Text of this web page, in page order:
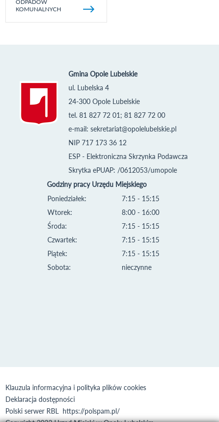
ODPADÓW
KOMUNALNYCH
Gmina Opole Lubelskie
ul. Lubelska 4
24-300 Opole Lubelskie
tel. 81 827 72 01; 81 827 72 00
e-mail: sekretariat@opolelubelskie.pl
NIP 717 173 36 12
ESP - Elektroniczna Skrzynka Podawcza
Skrytka ePUAP: /0612053/umopole
Godziny pracy Urzędu Miejskiego
Poniedziałek:
Wtorek:
Środa:
Czwartek:
Piątek:
Sobota:
7:15 - 15:15
8:00 - 16:00
7:15 - 15:15
7:15 - 15:15
7:15 - 15:15
nieczynne
Klauzula informacyjna i polityka plików cookies
Deklaracja dostępności
Polski serwer RBL https://polspam.pl/